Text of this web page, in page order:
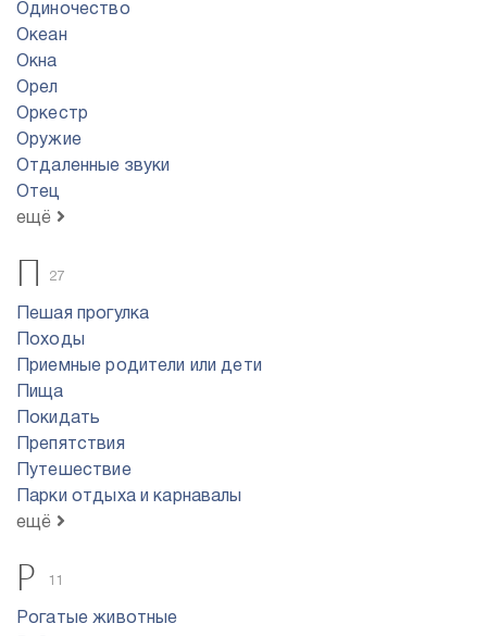
Одиночество
Океан
Окна
Орел
Оркестр
Оружие
Отдаленные звуки
Отец
ещё
П 27
Пешая прогулка
Походы
Приемные родители или дети
Пища
Покидать
Препятствия
Путешествие
Парки отдыха и карнавалы
ещё
Р 11
Рогатые животные